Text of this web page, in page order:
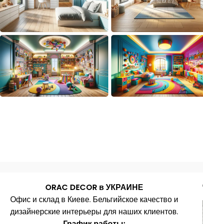
ORAC DECOR в УКРАИНЕ
Офис и склад в Киеве. Бельгийское качество и
дизайнерские интерьеры для наших клиентов.